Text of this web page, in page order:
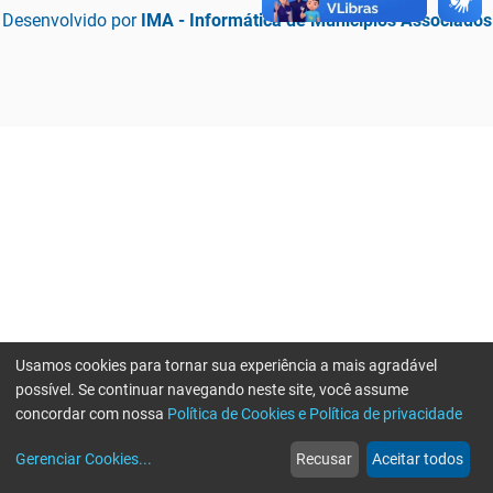
Desenvolvido por IMA - Informática de Municípios Associados
web
Notícias
more_horiz
Mais
Usamos cookies para tornar sua experiência a mais agradável
possível. Se continuar navegando neste site, você assume
concordar com nossa Política de Cookies e Política de privacidade
Gerenciar Cookies... Recusar Aceitar todos
Erro ao enviar informações, por favor tente novamente